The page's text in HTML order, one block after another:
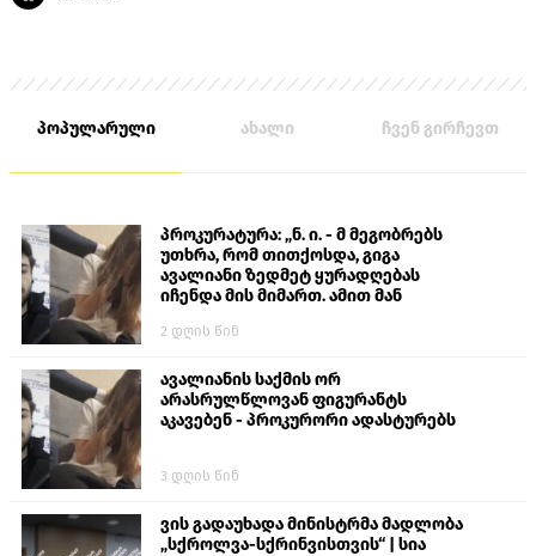
პოპულარული ახალი ჩვენ გირჩევთ
პროკურატურა: „ნ. ი. - მ მეგობრებს
უთხრა, რომ თითქოსდა, გიგა
ავალიანი ზედმეტ ყურადღებას
იჩენდა მის მიმართ. ამით მან
თავს დასხმოდა გიგა ავალიანს“
2 დღის წინ
ავალიანის საქმის ორ
არასრულწლოვან ფიგურანტს
აკავებენ - პროკურორი ადასტურებს
3 დღის წინ
ვის გადაუხადა მინისტრმა მადლობა
„სქროლვა-სქრინვისთვის“ | სია